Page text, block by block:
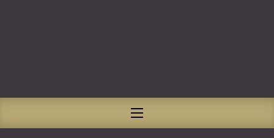
NAVIGATION